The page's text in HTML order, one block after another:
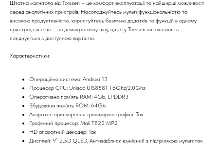
Штатна магнітола від Torssen – це комфорт експлуатації та найширші можливості
серед аналогічних пристроїв. Насолоджуйтесь мультифункціональністю та
високою продуктивністю, користуйтесь безліччю додатків та функцій в одному
пристрої, і все це – за демократичну ціну, адже у Torssen висока якість
поєднується з доступною вартістю.
Характеристики:
Операційна система: Android 13
Процесор CPU: Unisoc UIS8581 1.6Ghz/2.0Ghz
Оперативна пам'ять RAM: 4Gb, LPDDR3
Вбудована пам'ять ROM: 64Gb
Апаратне прискорення тривимірної графіки: Так
Графічний процесор: Mali T820 MP2
HD апаратний декодер: Так
Дисплей: 9” 2,5D QLED, Антивідблиск ємнісний з підтримкою мультитач.